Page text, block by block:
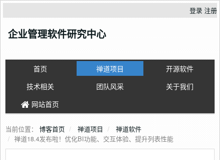
登录 注册
企业管理软件研究中心
首页 禅道项目
开源软件
技术相关
团队风采
关于我们
网站首页
当前位置： 博客首页 禅道项目
禅道软件
禅道18.4发布啦！优化BI功能、交互体验、提升列表性能